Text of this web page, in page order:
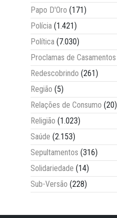
Papo D'Oro (171)
Polícia (1.421)
Política (7.030)
Proclamas de Casamentos
Redescobrindo (261)
Região (5)
Relações de Consumo (20)
Religião (1.023)
Saúde (2.153)
Sepultamentos (316)
Solidariedade (14)
Sub-Versão (228)